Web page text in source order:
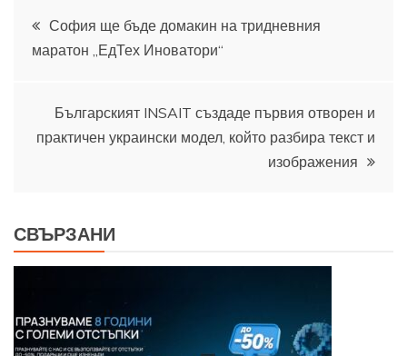
Навигация
София ще бъде домакин на тридневния
маратон „ЕдТех Иноватори“
Българският INSAIT създаде първия отворен и
практичен украински модел, който разбира текст и
изображения
СВЪРЗАНИ